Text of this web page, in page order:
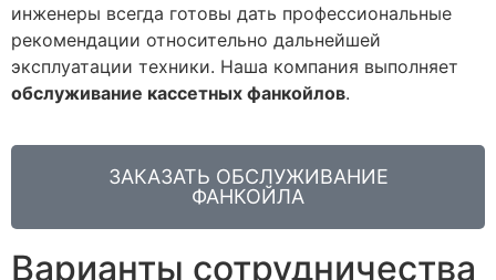
инженеры всегда готовы дать профессиональные
рекомендации относительно дальнейшей
эксплуатации техники. Наша компания выполняет
обслуживание кассетных фанкойлов.
ЗАКАЗАТЬ ОБСЛУЖИВАНИЕ
ФАНКОЙЛА
Варианты сотрудничества